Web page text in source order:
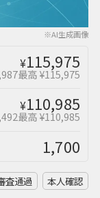
※AI生成画像
¥115,975
最高 ¥115,975
¥110,985
最高 ¥110,985
1,700
査通過 本人確認